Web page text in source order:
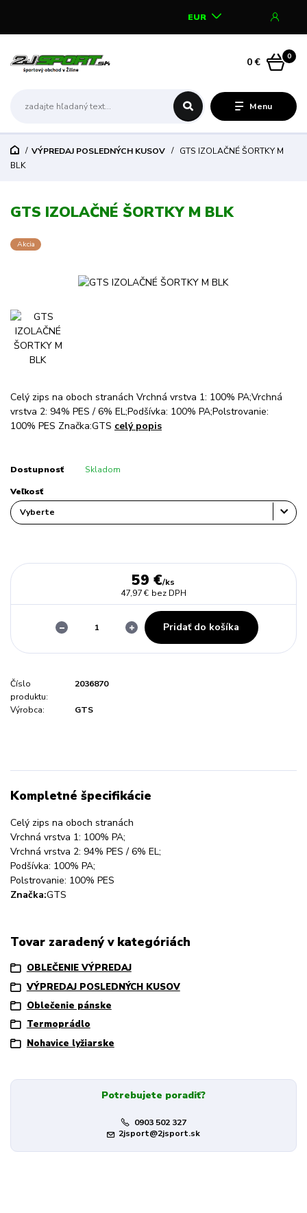
Menu
EUR
0
0 €
VÝPREDAJ POSLEDNÝCH KUSOV
GTS IZOLAČNÉ ŠORTKY M
BLK
GTS IZOLAČNÉ ŠORTKY M BLK
Akcia
Celý zips na oboch stranách Vrchná vrstva 1: 100% PA;Vrchná
vrstva 2: 94% PES / 6% EL;Podšívka: 100% PA;Polstrovanie:
100% PES Značka:GTS celý popis
Dostupnosť Skladom
Veľkosť
59 €/ks
47,97 € bez DPH
Pridať do košíka
Číslo
produktu:
2036870
Výrobca: GTS
Kompletné špecifikácie
Celý zips na oboch stranách
Vrchná vrstva 1: 100% PA;
Vrchná vrstva 2: 94% PES / 6% EL;
Podšívka: 100% PA;
Polstrovanie: 100% PES
Značka:GTS
Tovar zaradený v kategóriách
OBLEČENIE VÝPREDAJ
VÝPREDAJ POSLEDNÝCH KUSOV
Oblečenie pánske
Termoprádlo
Nohavice lyžiarske
Potrebujete poradiť?
0903 502 327
2jsport@2jsport.sk